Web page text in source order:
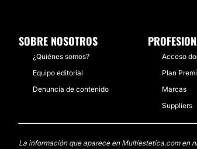
SOBRE NOSOTROS
¿Quiénes somos?
Equipo editorial
Denuncia de contenido
Acceso
Plan
Marcas
Suppliers
La información que aparece en Multiestetica.com en